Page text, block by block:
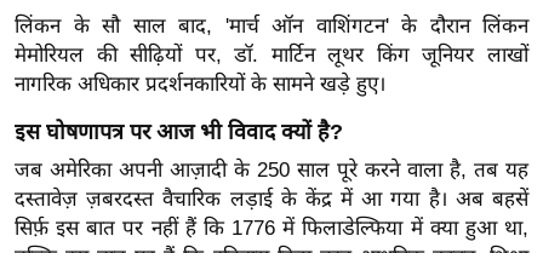
श्ले
ष
ण
डिं
ग
Q
लिंकन के सौ साल बाद, 'मार्च ऑन वाशिंगटन' के दौरान लिंकन
मेमोरियल की सीढ़ियों पर, डॉ. मार्टिन लूथर किंग जूनियर लाखों
नागरिक अधिकार प्रदर्शनकारियों के सामने खड़े हुए।
इस घोषणापत्र पर आज भी विवाद क्यों है?
जब अमेरिका अपनी आज़ादी के 250 साल पूरे करने वाला है, तब यह
दस्तावेज़ ज़बरदस्त वैचारिक लड़ाई के केंद्र में आ गया है। अब बहसें
सिर्फ़ इस बात पर नहीं हैं कि 1776 में फिलाडेल्फिया में क्या हुआ था,